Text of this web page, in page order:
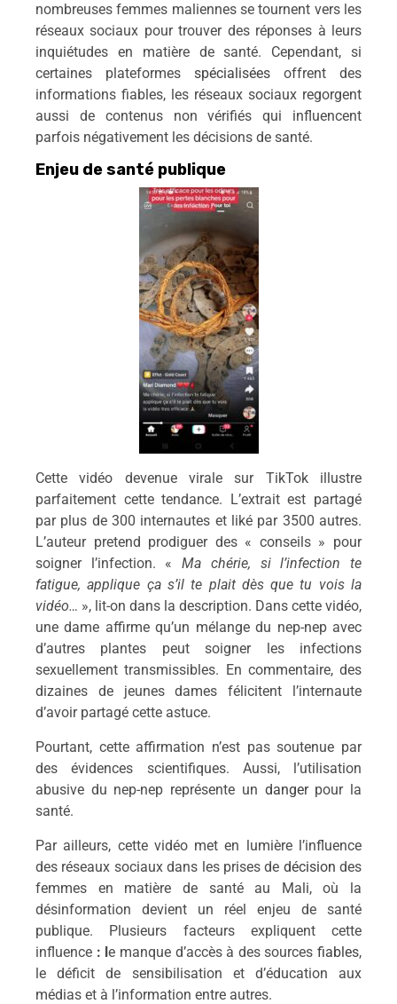
nombreuses femmes maliennes se tournent vers les
réseaux sociaux pour trouver des réponses à leurs
inquiétudes en matière de santé. Cependant, si
certaines plateformes spécialisées offrent des
informations fiables, les réseaux sociaux regorgent
aussi de contenus non vérifiés qui influencent
parfois négativement les décisions de santé.
Enjeu de santé publique
Cette vidéo devenue virale sur TikTok illustre
parfaitement cette tendance. L’extrait est partagé
par plus de 300 internautes et liké par 3500 autres.
L’auteur pretend prodiguer des « conseils » pour
soigner l’infection. «Ma chérie, si l’infection te
fatigue, applique ça s’il te plait dès que tu vois la
vidéo… », lit-on dans la description. Dans cette vidéo,
une dame affirme qu’un mélange du nep-nep avec
d’autres plantes peut soigner les infections
sexuellement transmissibles. En commentaire, des
dizaines de jeunes dames félicitent l’internaute
d’avoir partagé cette astuce.
Pourtant, cette affirmation n’est pas soutenue par
des évidences scientifiques. Aussi, l’utilisation
abusive du nep-nep représente un dangerpour la
santé.
Par ailleurs, cette vidéo met en lumière l’influence
des réseaux sociaux dans les prises de décision des
femmes en matière de santé au Mali, où la
désinformation devient un réel enjeu de santé
publique. Plusieurs facteurs expliquent
cette
influence : le manque d’accès à des sources fiables,
le déficit de sensibilisation et d’éducation aux
médias et à l’information entre autres.